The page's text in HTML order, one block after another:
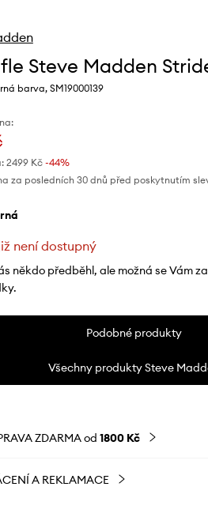
Steve Madden
barva, SM19000139
2499 Kč-44%
za posledních 30 dnů před poskytnutím
není dostupný
někdo předběhl, ale možná se Vám
Podobné produkty
Všechny produkty Steve
ZDARMA od 1800 Kč
A REKLAMACE